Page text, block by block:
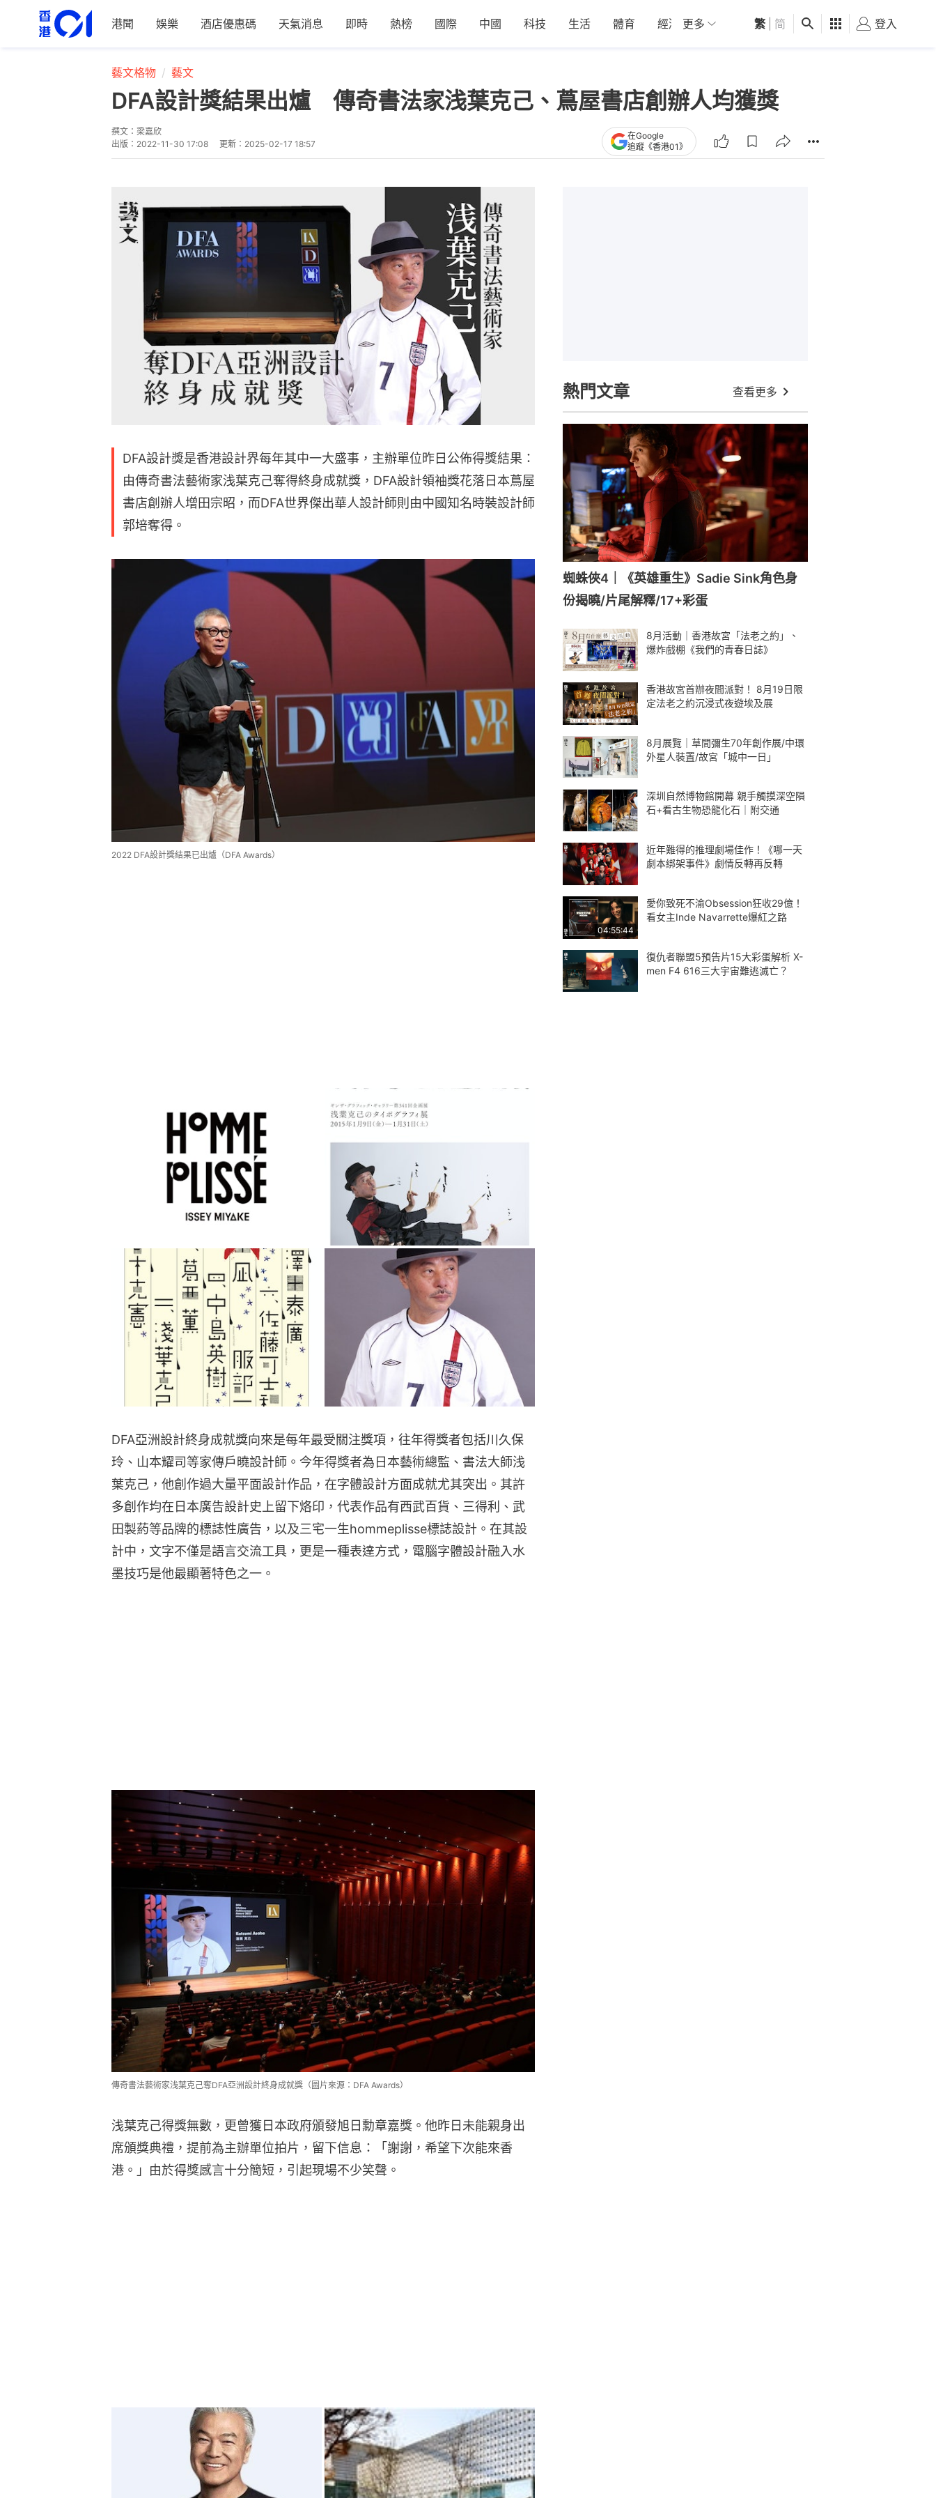
港聞 娛樂 酒店優惠碼 天氣消息 即時 熱榜 國際 中國 科技 生活 體育 經濟 01深圳 觀點 健康 好食玩飛
更多 繁 简 登入
藝文格物 藝文
DFA設計獎結果出爐 傳奇書法家浅葉克己、蔦屋書店創辦人均獲獎
撰文： 梁嘉欣
出版： 2022-11-30 17:08 更新： 2025-02-17 18:57
在Google
追蹤《香港01》
DFA設計獎是香港設計界每年其中一大盛事，主辦單位昨日公佈得獎結果：
由傳奇書法藝術家浅葉克己奪得終身成就獎，DFA設計領袖獎花落日本蔦屋
書店創辦人增田宗昭，而DFA世界傑出華人設計師則由中國知名時裝設計師
郭培奪得。
2022 DFA設計獎結果已出爐（DFA Awards）
DFA亞洲設計終身成就獎向來是每年最受關注獎項，往年得獎者包括川久保
玲、山本耀司等家傳戶曉設計師。今年得獎者為日本藝術總監、書法大師浅
葉克己，他創作過大量平面設計作品，在字體設計方面成就尤其突出。其許
多創作均在日本廣告設計史上留下烙印，代表作品有西武百貨、三得利、武
田製葯等品牌的標誌性廣告，以及三宅一生hommeplisse標誌設計。在其設
計中，文字不僅是語言交流工具，更是一種表達方式，電腦字體設計融入水
墨技巧是他最顯著特色之一。
傳奇書法藝術家浅葉克己奪DFA亞洲設計終身成就獎（圖片來源：DFA Awards）
浅葉克己得獎無數，更曾獲日本政府頒發旭日勳章嘉獎。他昨日未能親身出
席頒獎典禮，提前為主辦單位拍片，留下信息：「謝謝，希望下次能來香
港。」由於得獎感言十分簡短，引起現場不少笑聲。
熱門文章 查看更多
蜘蛛俠4｜《英雄重生》Sadie Sink角色身
份揭曉/片尾解釋/17+彩蛋
8月活動｜香港故宮「法老之約」、
爆炸戲棚《我們的青春日誌》
香港故宮首辦夜間派對！ 8月19日限
定法老之約沉浸式夜遊埃及展
8月展覽｜草間彌生70年創作展/中環
外星人裝置/故宮「城中一日」
深圳自然博物館開幕 親手觸摸深空隕
石+看古生物恐龍化石｜附交通
近年難得的推理劇場佳作！《哪一天
劇本綁架事件》劇情反轉再反轉
04:55:44
愛你致死不渝Obsession狂收29億！
看女主Inde Navarrette爆紅之路
復仇者聯盟5預告片15大彩蛋解析 X-
men F4 616三大宇宙難逃滅亡？